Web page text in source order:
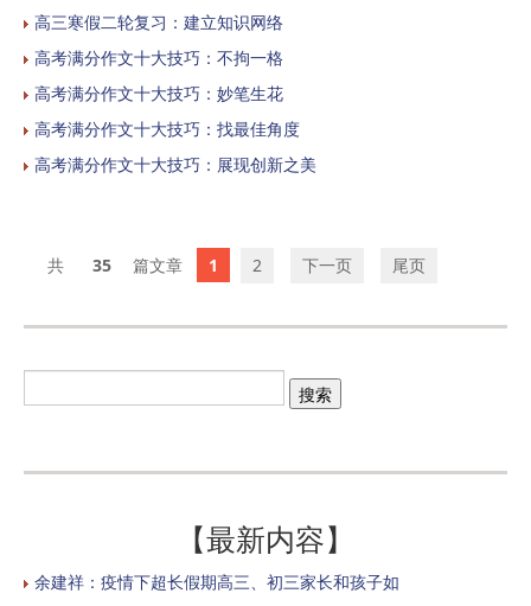
高三寒假二轮复习：建立知识网络
高考满分作文十大技巧：不拘一格
高考满分作文十大技巧：妙笔生花
高考满分作文十大技巧：找最佳角度
高考满分作文十大技巧：展现创新之美
35 1 2 下一页 尾页
【最新内容】
余建祥：疫情下超长假期高三、初三家长和孩子如